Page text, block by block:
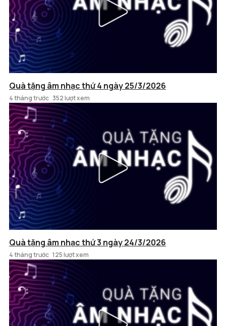
Quà tặng âm nhạc thứ 4 ngày 25/3/2026
4 tháng trước 352 lượt xem
Quà tặng âm nhạc thứ 3 ngày 24/3/2026
4 tháng trước 125 lượt xem